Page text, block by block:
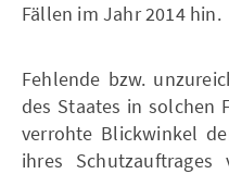
Fällen im Jahr 2014 hin.
Fehlende bzw.
des Staates in solchen
verrohte Blickwinkel
ihres